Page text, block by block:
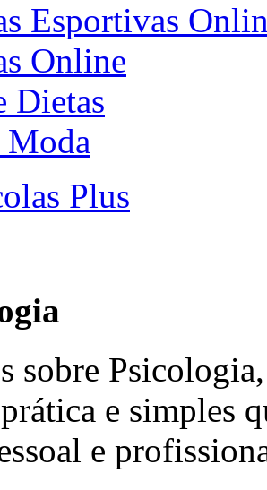
Esportivas
Online
Dietas
Moda
Plus
sobre
e simples
e